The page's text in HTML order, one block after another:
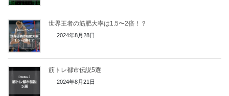
世界王者の筋肥大率は1.5〜2倍！？
2024年8月28日
筋トレ都市伝説5選
2024年8月21日